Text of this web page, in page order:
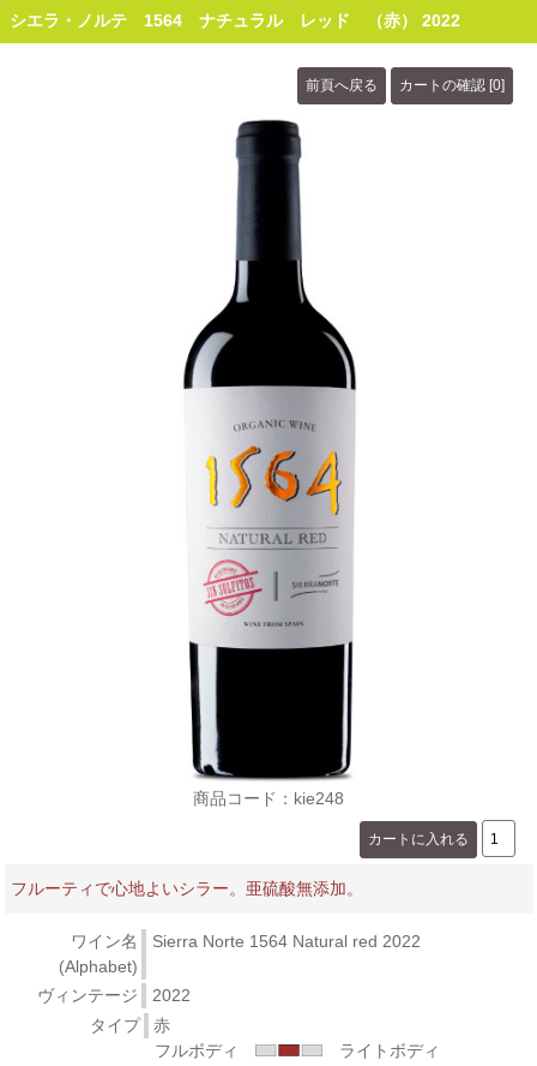
シエラ・ノルテ 1564 ナチュラル レッド （赤） 2022
商品コード：kie248
フルーティで心地よいシラー。亜硫酸無添加。
ワイン名
(Alphabet)
Sierra Norte 1564 Natural red 2022
ヴィンテージ
2022
タイプ
赤
フルボディ
ライトボディ